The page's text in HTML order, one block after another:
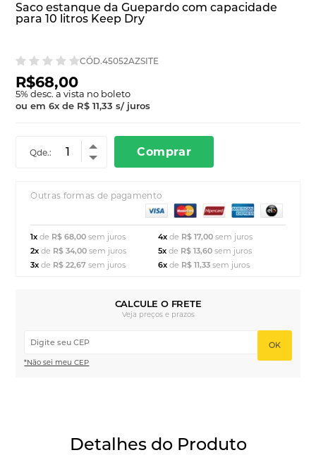
Saco estanque da Guepardo com capacidade
para 10 litros Keep Dry
CÓD.45052AZSITE
R$68,00
5% desc. a vista no boleto
ou em6x de R$ 11,33 s/ juros
Qde.: Comprar
Outras formas de pagamento
1xde R$ 68,00 sem juros
2xde R$ 34,00 sem juros
3xde R$ 22,67 sem juros
4x de R$ 17,00sem juros
5x de R$ 13,60sem juros
6x de R$ 11,33sem juros
CALCULE O FRETE
Veja preços e prazos
OK
*Não sei meu CEP
Detalhes do Produto